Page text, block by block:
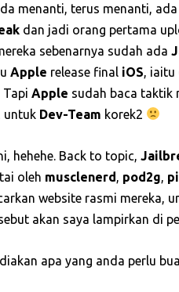
menanti, terus menanti,
dan jadi orang pertama
sebenarnya sudah ada
Apple release final iOS , iaitu
Tapi Apple sudah baca taktik
untuk Dev-Team korek2
hehehe. Back to topic,
oleh musclenerd pod2g
website rasmi mereka,
akan saya lampirkan di
apa yang anda perlu